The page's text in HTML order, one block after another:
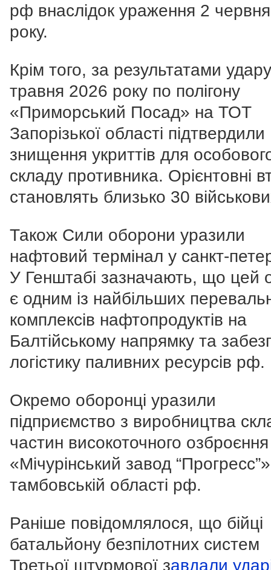
рф внаслідок ураження 2
року.
Крім того, за результатами
травня 2026 року по полігону
«Приморський Посад» на ТОТ
Запорізької області підтвердили
знищення укриттів для
складу противника. Орієнтовні
становлять близько 30
Також Сили оборони уразили
нафтовий термінал у санкт-
У Генштабі зазначають, що цей
є одним із найбільших
комплексів нафтопродуктів на
Балтійському напрямку та
логістику паливних ресурсів рф.
Окремо оборонці уразили
підприємство з виробництва
частин високоточного
«Мічурінський завод
тамбовській області рф.
Раніше повідомлялося, що бійці
батальйону безпілотних систем
Третьої штурмової завдали